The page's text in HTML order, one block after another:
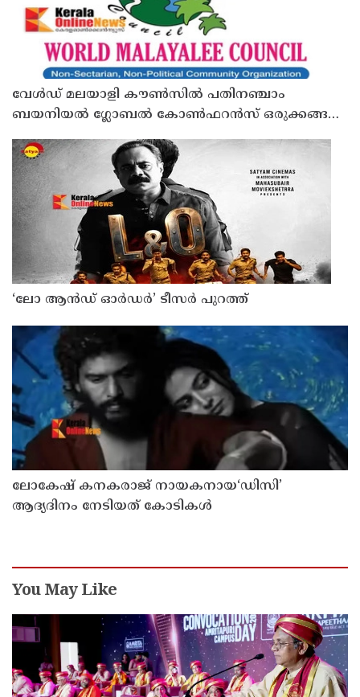
വേൾഡ് മലയാളി കൗൺസിൽ പതിനഞ്ചാം
ബയനിയൽ ഗ്ലോബൽ കോൺഫറൻസ് ഒരുക്കങ്ങൾ
പൂർത്തിയായി
‘ലോ ആൻഡ് ഓർഡർ’ ടീസർ പുറത്ത്
ലോകേഷ് കനകരാജ് നായകനായ‘ഡിസി’
ആദ്യദിനം നേടിയത് കോടികൾ
You May Like